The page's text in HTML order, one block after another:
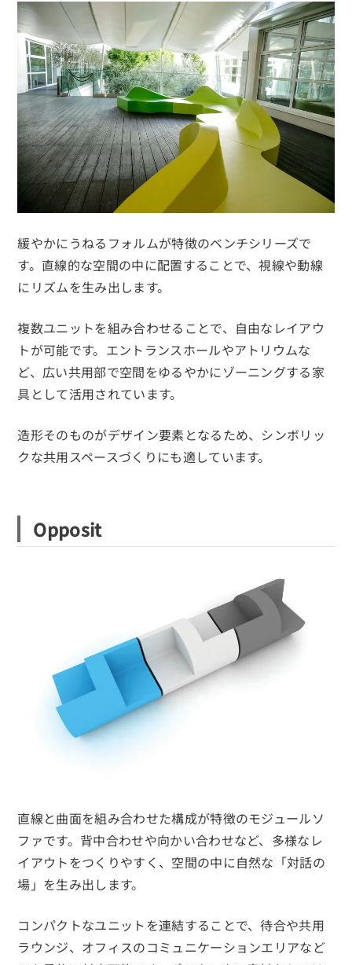
緩やかにうねるフォルムが特徴のベンチシリーズで
す。直線的な空間の中に配置することで、視線や動線
にリズムを生み出します。
複数ユニットを組み合わせることで、自由なレイアウ
トが可能です。エントランスホールやアトリウムな
ど、広い共用部で空間をゆるやかにゾーニングする家
具として活用されています。
造形そのものがデザイン要素となるため、シンボリッ
クな共用スペースづくりにも適しています。
Opposit
直線と曲面を組み合わせた構成が特徴のモジュールソ
ファです。背中合わせや向かい合わせなど、多様なレ
イアウトをつくりやすく、空間の中に自然な「対話の
場」を生み出します。
コンパクトなユニットを連結することで、待合や共用
ラウンジ、オフィスのコミュニケーションエリアなど